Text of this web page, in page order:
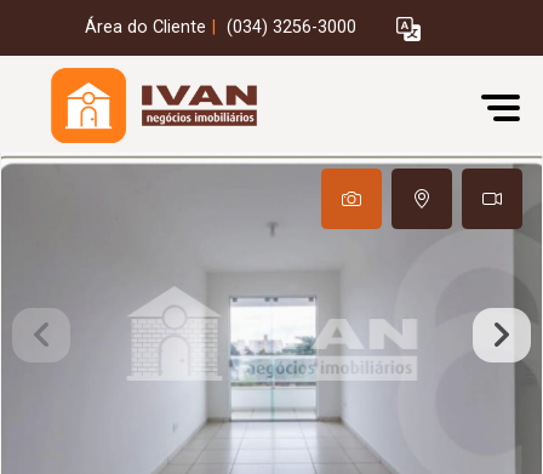
Área do Cliente (034) 3256-3000